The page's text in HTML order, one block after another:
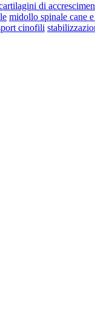
di
midollo spinale cane
cinofili